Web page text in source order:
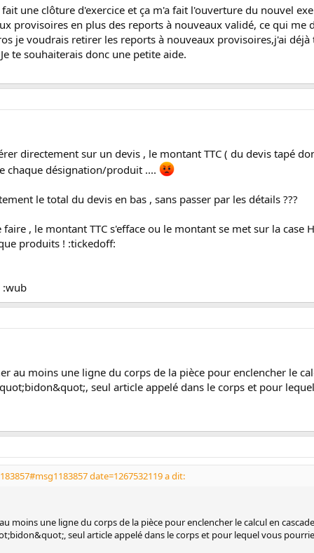
une clôture d'exercice et ça m'a fait l'ouverture du nouvel
provisoires en plus des reports à nouveaux validé, ce qui me
je voudrais retirer les reports à nouveaux provisoires,j'ai
te souhaiterais donc une petite aide.
directement sur un devis , le montant TTC ( du devis tapé
chaque désignation/produit ....
le total du devis en bas , sans passer par les détails ???
, le montant TTC s'efface ou le montant se met sur la
produits ! :tickedoff:
:wub
au moins une ligne du corps de la pièce pour enclencher le
seul article appelé dans le corps et pour
date=1267532119 a dit:
moins une ligne du corps de la pièce pour enclencher le calcul en
seul article appelé dans le corps et pour lequel vous